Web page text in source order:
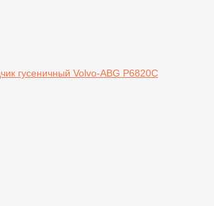
гусеничный Volvo-ABG P6820C